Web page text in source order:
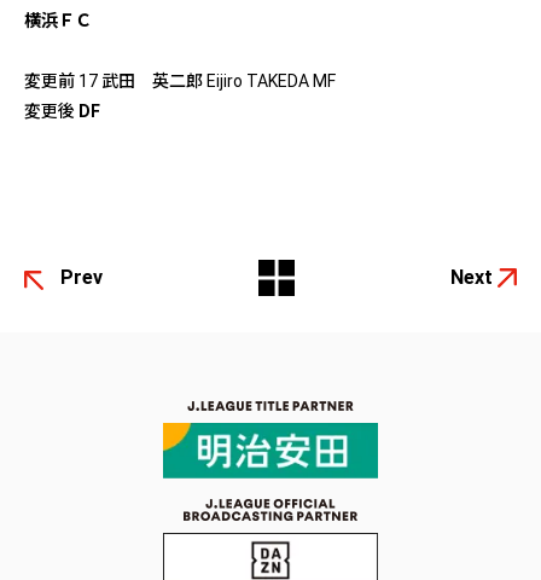
横浜ＦＣ
変更前 17 武田 英二郎 Eijiro TAKEDA MF
変更後 DF
Prev Next